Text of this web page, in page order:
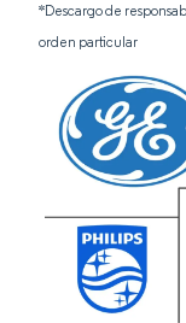
*Descargo de
orden particular